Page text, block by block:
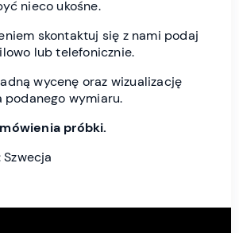
nieco ukośne.
skontaktuj się z nami podaj
lub telefonicznie.
wycenę oraz wizualizację
wymiaru.
próbki.